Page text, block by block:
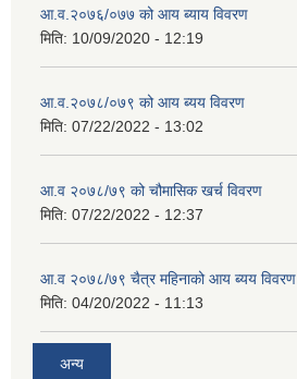
आ.व.२०७६/०७७ को आय ब्याय विवरण
मिति: 10/09/2020 - 12:19
आ.व.२०७८/०७९ को आय ब्यय विवरण
मिति: 07/22/2022 - 13:02
आ.व २०७८/७९ को चौमासिक खर्च विवरण
मिति: 07/22/2022 - 12:37
आ.व २०७८/७९ चैत्र महिनाको आय ब्यय विवरण
मिति: 04/20/2022 - 11:13
अन्य